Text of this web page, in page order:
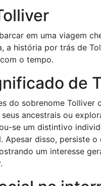
em uma viagem
a história por trás de
o tempo.
de
do sobrenome Tolliver
ancestrais ou
se um distintivo
disso, persiste o
um interesse